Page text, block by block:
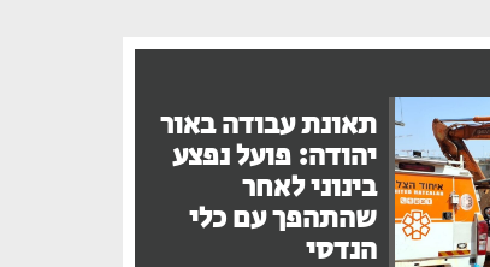
תאונת עבודה באור
יהודה: פועל נפצע
בינוני לאחר
שהתהפך עם כלי
הנדסי